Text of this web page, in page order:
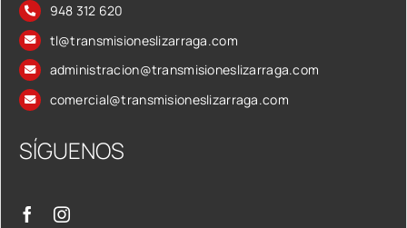
948 312 620
tl@transmisioneslizarraga.com
administracion@transmisioneslizarraga.com
comercial@transmisioneslizarraga.com
SÍGUENOS